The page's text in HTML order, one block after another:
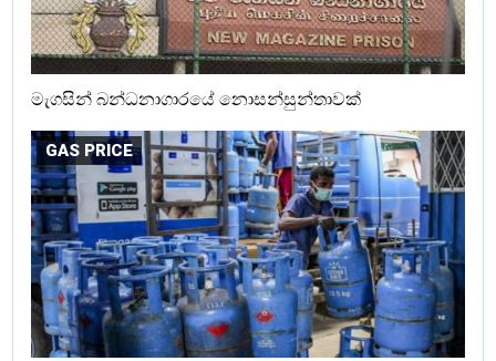
මැගසින් බන්ධනාගාරයේ නොසන්සුන්තාවක්
GAS PRICE